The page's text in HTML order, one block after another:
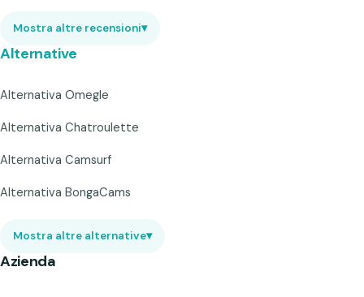
Mostra altre recensioni▾
Alternative
Alternativa Omegle
Alternativa Chatroulette
Alternativa Camsurf
Alternativa BongaCams
Mostra altre alternative▾
Azienda